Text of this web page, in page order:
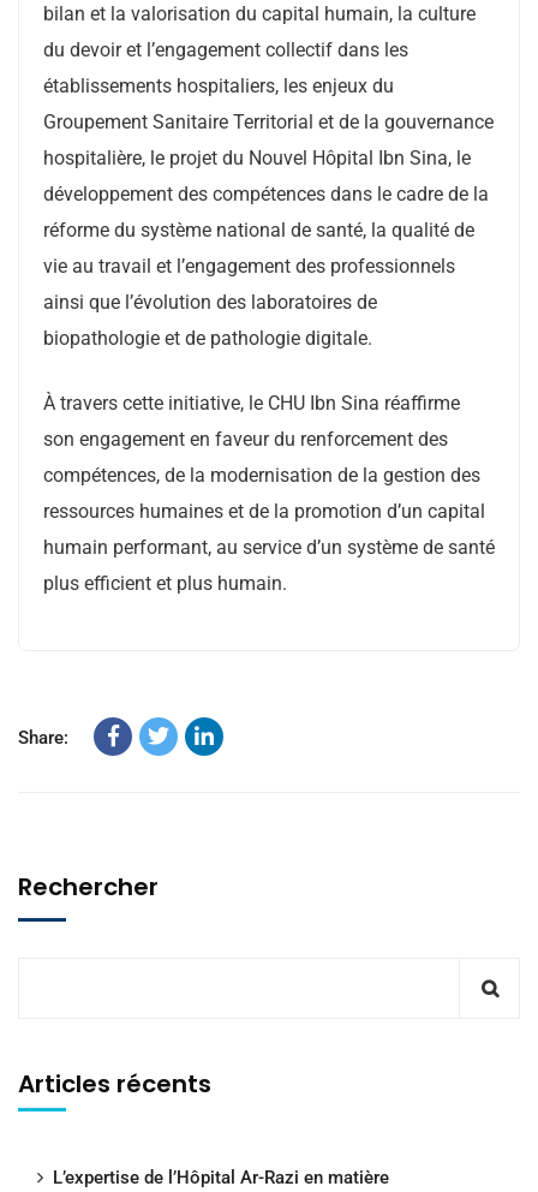
bilan et la valorisation du capital humain, la culture
du devoir et l’engagement collectif dans les
établissements hospitaliers, les enjeux du
Groupement Sanitaire Territorial et de la gouvernance
hospitalière, le projet du Nouvel Hôpital Ibn Sina, le
développement des compétences dans le cadre de la
réforme du système national de santé, la qualité de
vie au travail et l’engagement des professionnels
ainsi que l’évolution des laboratoires de
biopathologie et de pathologie digitale.
À travers cette initiative, le CHU Ibn Sina réaffirme
son engagement en faveur du renforcement des
compétences, de la modernisation de la gestion des
ressources humaines et de la promotion d’un capital
humain performant, au service d’un système de santé
plus efficient et plus humain.
Share:
Rechercher
Articles récents
L’expertise de l’Hôpital Ar-Razi en matière